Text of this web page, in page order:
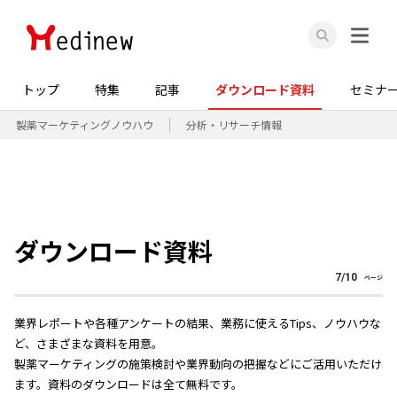
トップ 特集 記事 ダウンロード資料 セミナ
製薬マーケティングノウハウ 分析・リサーチ情報
ダウンロード資料
7/10 ページ
業界レポートや各種アンケートの結果、業務に使えるTips、ノウハウな
ど、さまざまな資料を用意。
製薬マーケティングの施策検討や業界動向の把握などにご活用いただけ
ます。資料のダウンロードは全て無料です。